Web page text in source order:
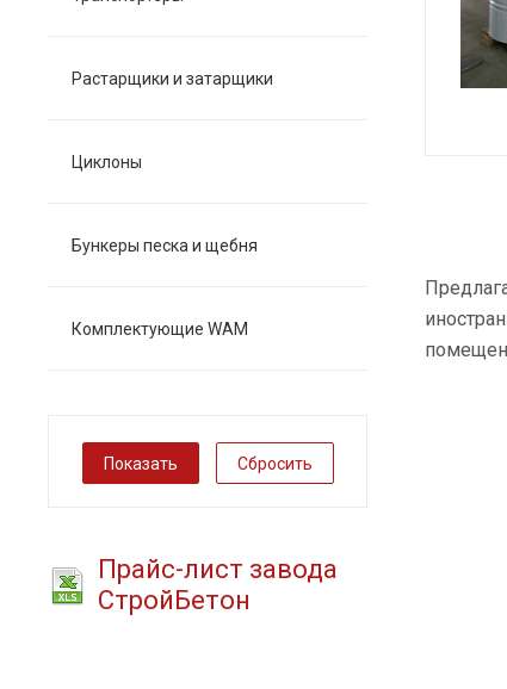
Растарщики и затарщики
Циклоны
Бункеры песка и щебня
Комплектующие WAM
Сбросить
Прайс-лист завода
СтройБетон